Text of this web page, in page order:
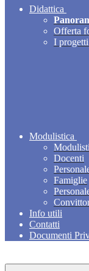
Didattica
Offerta
I
Modulistica
Docenti
Famiglie
Info utili
Contatti
Documenti